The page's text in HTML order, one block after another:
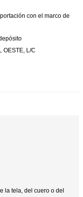
con el marco de
OESTE, L/C
la tela, del cuero o del